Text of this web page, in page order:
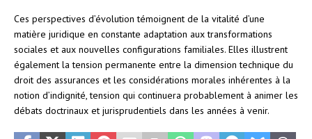
Ces perspectives d’évolution témoignent de la vitalité d’une
matière juridique en constante adaptation aux transformations
sociales et aux nouvelles configurations familiales. Elles illustrent
également la tension permanente entre la dimension technique du
droit des assurances et les considérations morales inhérentes à la
notion d’indignité, tension qui continuera probablement à animer les
débats doctrinaux et jurisprudentiels dans les années à venir.